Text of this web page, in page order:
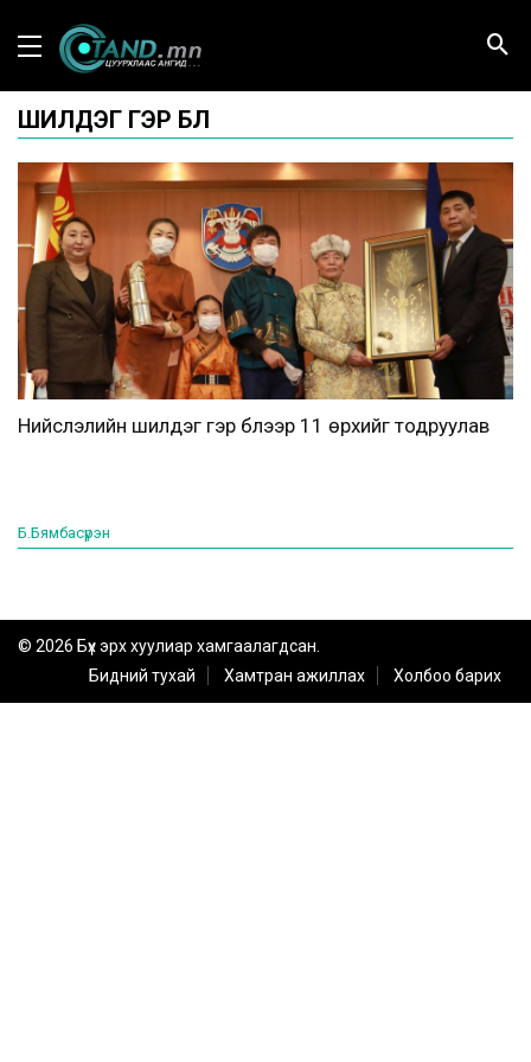
ШИЛДЭГ ГЭР БҮЛ
Нийслэлийн шилдэг гэр бүлээр 11 өрхийг тодруулав
Б.Бямбасүрэн
© 2026 Бүх эрх хуулиар хамгаалагдсан.
Бидний тухай
Хамтран ажиллах Холбоо барих